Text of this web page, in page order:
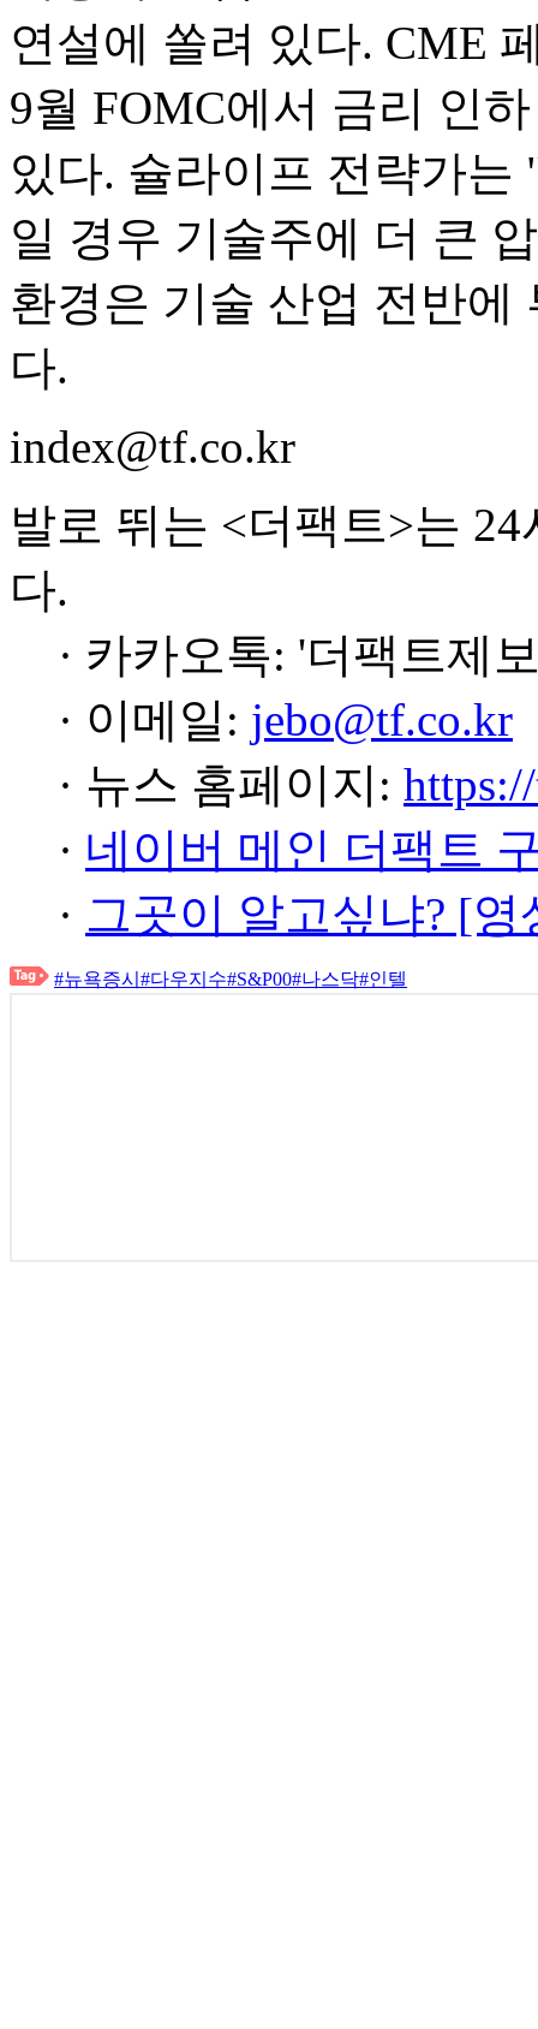
연설에 쏠려 있다. CME
9월 FOMC에서 금리 인
있다. 슐라이프 전략가
일 경우 기술주에 더 큰
환경은 기술 산업 전반
다.
index@tf.co.kr
발로 뛰는 <더팩트>는
다.
· 카카오톡: '더팩트제
· 이메일: jebo@tf.co.kr
· 뉴스 홈페이지:
· 네이버 메인 더팩트
· 그곳이 알고싶냐? [
#뉴욕증시 #다우지수#S&P00#나스닥#인텔